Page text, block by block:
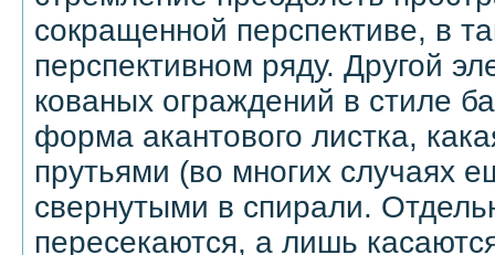
сокращенной перспективе, в
перспективном ряду. Другой
кованых ограждений в стиле
форма акантового листка,
прутьями (во многих случаях
свернутыми в спирали.
пересекаются, а лишь